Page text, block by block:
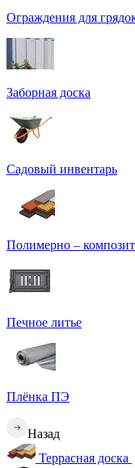
Ограждения для
Заборная доска
Садовый инвентарь
Полимерно –
Печное литье
Плёнка ПЭ
Назад
Террасная доска